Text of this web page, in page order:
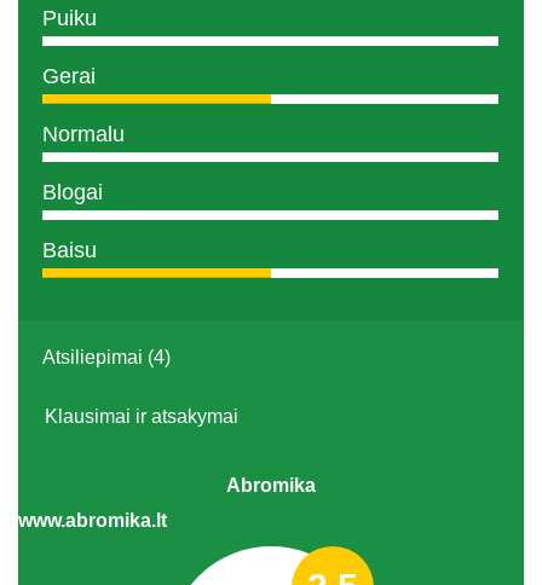
Puiku
Gerai
Normalu
Blogai
Baisu
Atsiliepimai (4)
Klausimai ir atsakymai
Abromika
www.abromika.lt